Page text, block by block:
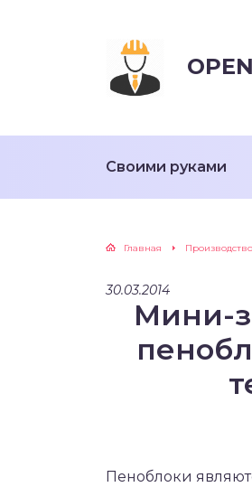
Своими руками
Главная
30.03.2014
Мини-
Пеноблоки